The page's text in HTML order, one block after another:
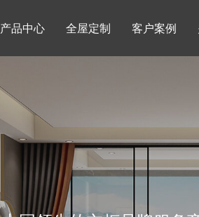
产品中心 全屋定制 客户案例
书柜系列